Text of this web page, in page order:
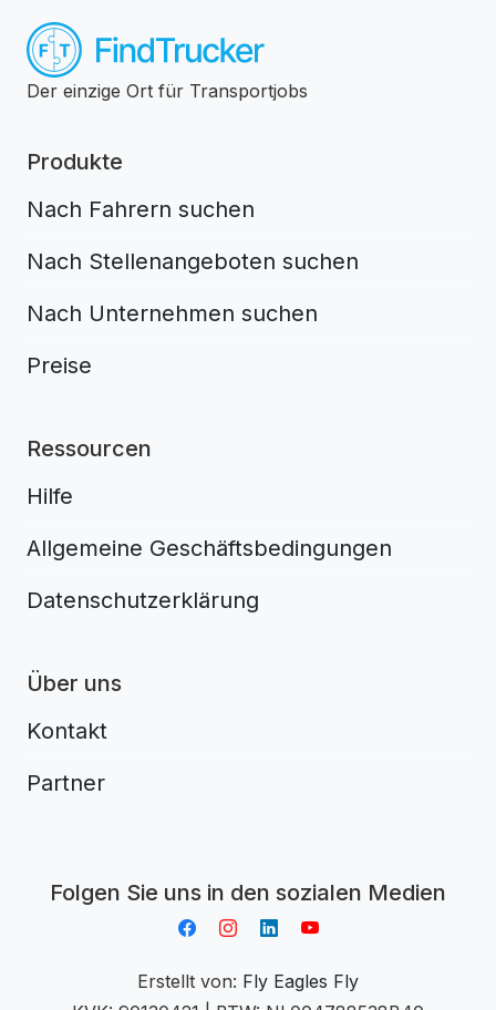
Der einzige Ort für Transportjobs
Produkte
Nach Fahrern suchen
Nach Stellenangeboten suchen
Nach Unternehmen suchen
Preise
Ressourcen
Hilfe
Allgemeine Geschäftsbedingungen
Datenschutzerklärung
Über uns
Kontakt
Partner
Folgen Sie uns in den sozialen Medien
Erstellt von: Fly Eagles Fly